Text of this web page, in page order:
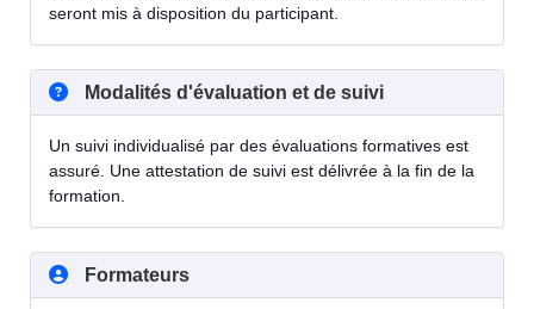
seront mis à disposition du participant.
Modalités d'évaluation et de suivi
Un suivi individualisé par des évaluations formatives est
assuré. Une attestation de suivi est délivrée à la fin de la
formation.
Formateurs